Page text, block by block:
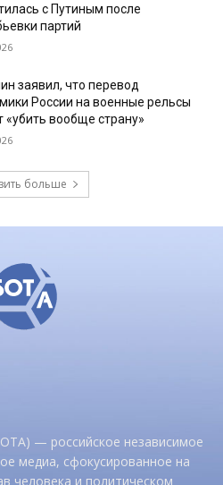
с Путиным после
партий
заявил, что перевод
России на военные рельсы
«убить вообще страну»
больше
— российское независимое
медиа, сфокусированное на
человека и политическом